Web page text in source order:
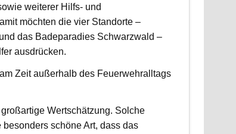
weiterer Hilfs- und
möchten die vier Standorte –
das Badeparadies Schwarzwald –
ausdrücken.
Zeit außerhalb des Feuerwehralltags
Wertschätzung. Solche
schöne Art, dass das